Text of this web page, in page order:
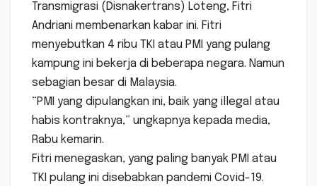
Transmigrasi (Disnakertrans) Loteng, Fitri
Andriani membenarkan kabar ini. Fitri
menyebutkan 4 ribu TKI atau PMI yang pulang
kampung ini bekerja di beberapa negara. Namun
sebagian besar di Malaysia.
“PMI yang dipulangkan ini, baik yang illegal atau
habis kontraknya,” ungkapnya kepada media,
Rabu kemarin.
Fitri menegaskan, yang paling banyak PMI atau
TKI pulang ini disebabkan pandemi Covid-19.